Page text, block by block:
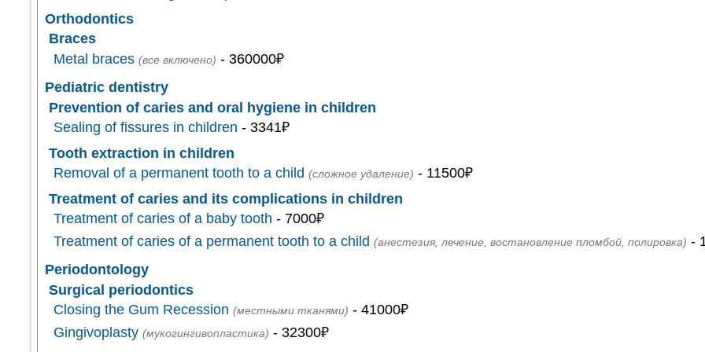
Orthodontics
Braces
Metal braces (все включено) - 360000₽
Pediatric dentistry
Prevention of caries and oral hygiene in children
Sealing of fissures in children - 3341₽
Tooth extraction in children
Removal of a permanent tooth to a child (сложное удаление) - 11500₽
Treatment of caries and its complications in children
Treatment of caries of a baby tooth - 7000₽
Treatment of caries of a permanent tooth to a child (анестезия, лечение, востановление пломбой, полировка) -
Periodontology
Surgical periodontics
Closing the Gum Recession (местными тканями) - 41000₽
Gingivoplasty (мукогингивопластика) - 32300₽